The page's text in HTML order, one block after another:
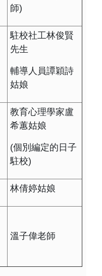
師)
駐校社工林俊賢
先生
輔導人員譚穎詩
姑娘
教育心理學家盧
希蕙姑娘
(個別編定的日子
駐校)
林倩婷姑娘
溫子偉老師